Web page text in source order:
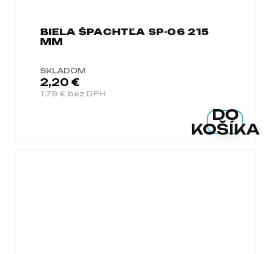
BIELA ŠPACHTĽA SP-06 215
MM
SKLADOM
1,79 € bez DPH
2,20 €
DO
KOŠÍKA